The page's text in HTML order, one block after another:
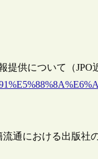
供について（JPO
通における出版社